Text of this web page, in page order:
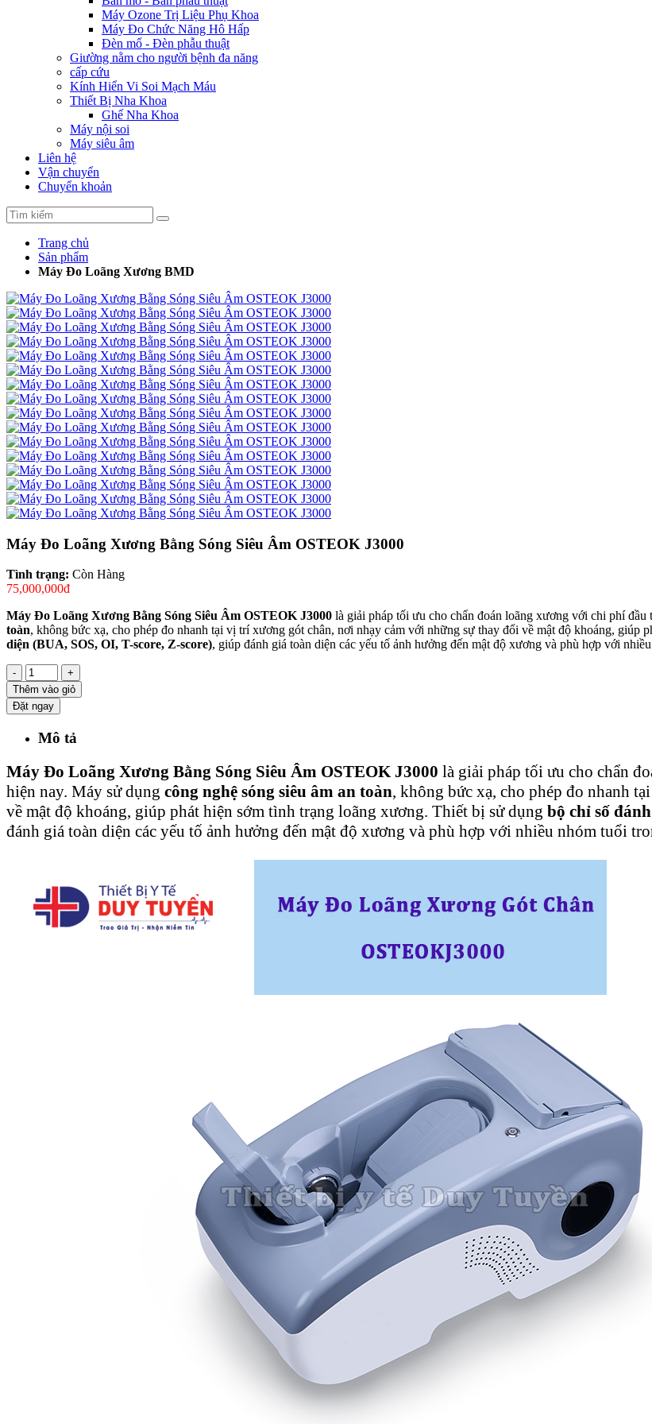
Máy Ozone Trị Liệu Phụ Khoa
Máy Đo Chức Năng Hô Hấp
Đèn mổ - Đèn phẫu thuật
Giường nằm cho người bệnh đa năng
cấp cứu
Kính Hiển Vi Soi Mạch Máu
Thiết Bị Nha Khoa
Ghế Nha Khoa
Máy nội soi
Máy siêu âm
Liên hệ
Vận chuyển
Chuyển khoản
Trang chủ
Sản phẩm
Máy Đo Loãng Xương BMD
Máy Đo Loãng Xương Bằng Sóng Siêu Âm OSTEOK J3000
Tình trạng: Còn Hàng
75,000,000đ
Máy Đo Loãng Xương Bằng Sóng Siêu Âm OSTEOK J3000 là giải pháp tối ưu cho chẩn đoán loãng xương với chi phí
toàn, không bức xạ, cho phép đo nhanh tại vị trí xương gót chân, nơi nhạy cảm với những sự thay đổi về mật độ khoáng, giúp
diện (BUA, SOS, OI, T-score, Z-score), giúp đánh giá toàn diện các yếu tố ảnh hưởng đến mật độ xương và phù hợp với
-
+
Thêm vào giỏ
Đặt ngay
Mô tả
Máy Đo Loãng Xương Bằng Sóng Siêu Âm OSTEOK J3000 là giải pháp tối ưu cho chẩn
hiện nay. Máy sử dụng công nghệ sóng siêu âm an toàn, không bức xạ, cho phép đo nhanh
về mật độ khoáng, giúp phát hiện sớm tình trạng loãng xương. Thiết bị sử dụng bộ chỉ số
đánh giá toàn diện các yếu tố ảnh hưởng đến mật độ xương và phù hợp với nhiều nhóm tuổi